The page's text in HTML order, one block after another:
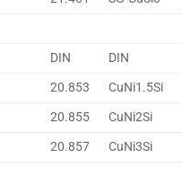
DIN
DIN
20.853
CuNi1.5Si
20.855
CuNi2Si
20.857
CuNi3Si